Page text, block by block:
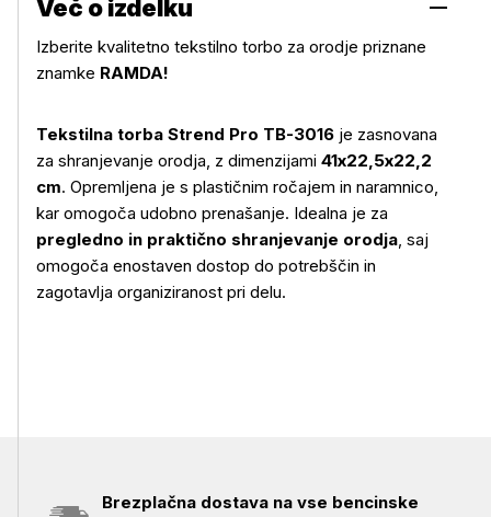
Več o izdelku
Več o izdelku
Izberite kvalitetno tekstilno torbo za orodje priznane
znamke RAMDA!
Tekstilna torba Strend Pro TB-3016 je zasnovana
za shranjevanje orodja, z dimenzijami 41x22,5x22,2
cm. Opremljena je s plastičnim ročajem in naramnico,
kar omogoča udobno prenašanje. Idealna je za
pregledno in praktično shranjevanje orodja, saj
omogoča enostaven dostop do potrebščin in
zagotavlja organiziranost pri delu.
Brezplačna dostava na vse bencinske